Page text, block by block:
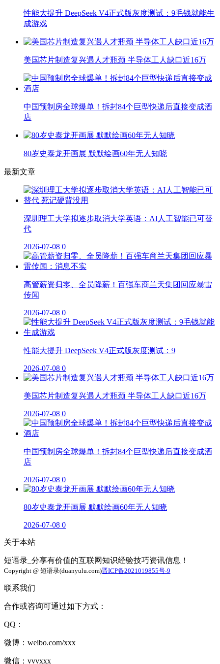
性能大提升 DeepSeek V4正式版灰度测试：9毛钱就能生
成游戏
美国芯片制造复兴遇人才瓶颈 半导体工人缺口近16万
中国预制房全球爆单！拆封84个巨型快递后直接变成酒
店
80岁史泰龙开画展 默默绘画60年无人知晓
最新文章
深圳理工大学拟逐步取消大学英语：AI人工智能已可替
代
2026-07-08 0
高管薪资归零、全员降薪！百强车商兰天集团回应暴雷
传闻
2026-07-08 0
性能大提升 DeepSeek V4正式版灰度测试：9
2026-07-08 0
美国芯片制造复兴遇人才瓶颈 半导体工人缺口近16万
2026-07-08 0
中国预制房全球爆单！拆封84个巨型快递后直接变成酒
店
2026-07-08 0
80岁史泰龙开画展 默默绘画60年无人知晓
2026-07-08 0
关于本站
短语录_分享有价值的互联网知识经验技巧资讯信息！
Copyright @ 短语录(duanyulu.com)晋ICP备2021019855号-9
联系我们
合作或咨询可通过如下方式：
QQ：
微博：weibo.com/xxx
微信：vvvxxx